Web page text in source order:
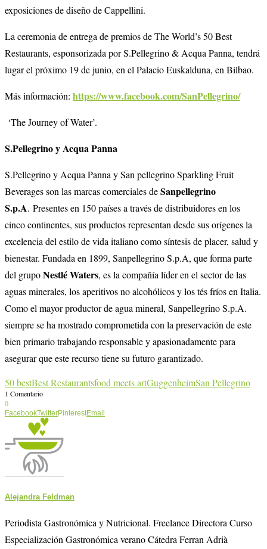
exposiciones de diseño de Cappellini.
La ceremonia de entrega de premios de The World’s 50 Best
Restaurants, esponsorizada por S.Pellegrino & Acqua Panna, tendrá
lugar el próximo 19 de junio, en el Palacio Euskalduna, en Bilbao.
Más información: https://www.facebook.com/SanPellegrino/
‘The Journey of Water’.
S.Pellegrino y Acqua Panna
S.Pellegrino y Acqua Panna y San pellegrino Sparkling Fruit
Beverages son las marcas comerciales deSanpellegrino
S.p.A. Presentes en 150 países a través de distribuidores en los
cinco continentes, sus productos representan desde sus orígenes la
excelencia del estilo de vida italiano como síntesis de placer, salud y
bienestar. Fundada en 1899, Sanpellegrino S.p.A, que forma parte
del grupoNestlé Waters, es la compañía líder en el sector de las
aguas minerales, los aperitivos no alcohólicos y los tés fríos en Italia.
Como el mayor productor de agua mineral, Sanpellegrino S.p.A.
siempre se ha mostrado comprometida con la preservación de este
bien primario trabajando responsable y apasionadamente para
asegurar que este recurso tiene su futuro garantizado.
50 bestBest Restaurantsfood meets artGuggenheimSan Pellegrino
1 Comentario
0
FacebookTwitterPinterestEmail
Alejandra Feldman
Periodista Gastronómica y Nutricional. Freelance Directora Curso
Especialización Gastronómica verano Cátedra Ferran Adrià